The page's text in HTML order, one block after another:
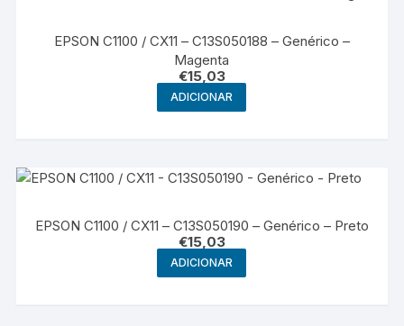
EPSON C1100 / CX11 – C13S050188 – Genérico –
Magenta
€15,03
ADICIONAR
EPSON C1100 / CX11 – C13S050190 – Genérico – Preto
€15,03
ADICIONAR